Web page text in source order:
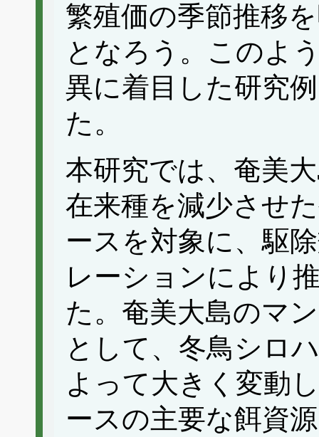
繁殖価の季節推移
となろう。このよ
異に着目した研究
た。
本研究では、奄美
在来種を減少させ
ースを対象に、駆
レーションにより
た。奄美大島のマ
として、冬鳥シロ
よって大きく変動
ースの主要な餌資